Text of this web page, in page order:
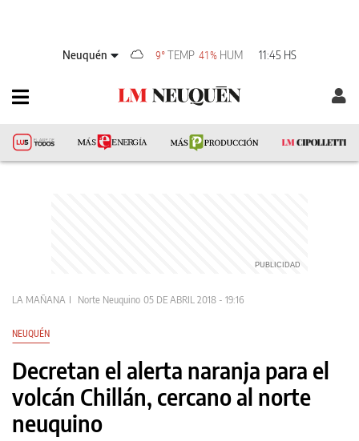
Neuquén 9°TEMP 41% HUM 11:45 HS
LA MAÑANA Norte Neuquino 05 DE ABRIL 2018 - 19:16
NEUQUÉN
Decretan el alerta naranja para el
volcán Chillán, cercano al norte
neuquino